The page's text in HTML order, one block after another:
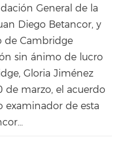
General de la
Diego Betancor, y
de Cambridge
sin ánimo de lucro
Gloria Jiménez
de marzo, el acuerdo
de esta